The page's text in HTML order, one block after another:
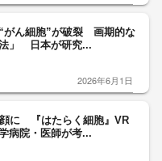
がん細胞”が破裂 画期的な
法」 日本が研究...
2026年6月1日
に 『はたらく細胞』VR
病院・医師が考...